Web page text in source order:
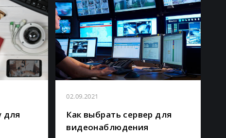
для
02.09.2021
Как выбрать сервер для
видеонаблюдения